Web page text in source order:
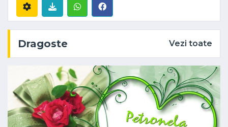
Dragoste Vezi toate